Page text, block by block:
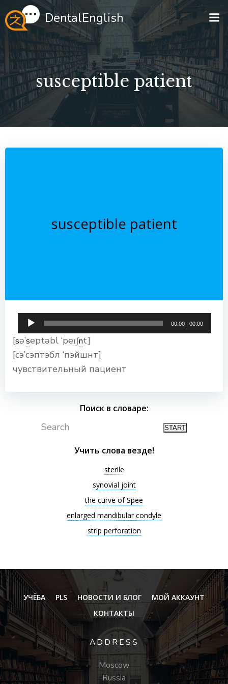
Перейти
к
содержимому
DentalEnglish
susceptible patient
susceptible patient
Аудиоплеер
00:00 |00:00
[sə’septəbl ‘peɪʃnt]
[сэ’сэптэбл ‘пэйшнт]
чувствительный пациент
Поиск в словаре:
Search
Учить слова везде!
sterile
synovial joint
the curve of Spee
enlarged mandibular condyle
strip perforation
УЧЁБА PLS НОВОСТИ И БЛОГ
МОЙ АККАУНТ
КОНТАКТЫ
ADDRESS
Moscow
Russia